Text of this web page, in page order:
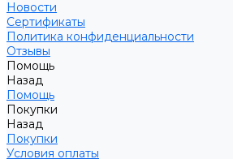
Новости
Сертификаты
Политика конфиденциальности
Отзывы
Помощь
Назад
Помощь
Покупки
Назад
Покупки
Условия оплаты